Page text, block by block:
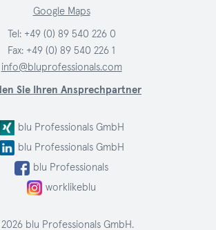
Google Maps
Tel: +49 (0) 89 540 226 0
Fax: +49 (0) 89 540 226 1
info@bluprofessionals.com
Sie Ihren Ansprechpartner
blu Professionals GmbH
blu Professionals GmbH
blu Professionals
worklikeblu
blu Professionals GmbH.